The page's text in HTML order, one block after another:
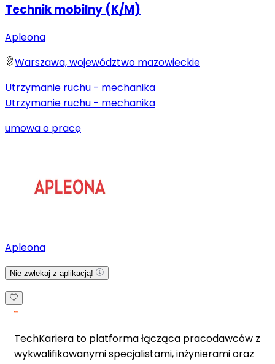
Technik mobilny (K/M)
Apleona
Warszawa, województwo mazowieckie
Utrzymanie ruchu - mechanika
Utrzymanie ruchu - mechanika
umowa o pracę
Apleona
Nie zwlekaj z aplikacją!
TechKariera to platforma łącząca pracodawców z
wykwalifikowanymi specjalistami, inżynierami oraz